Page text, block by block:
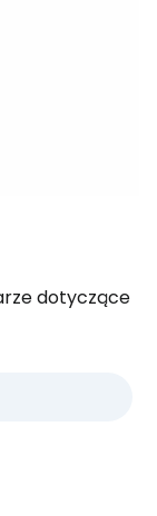
dotyczące